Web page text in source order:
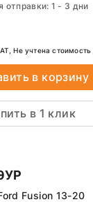
Fusion 13-20
Не учтена стоимость
отправки: 1 - 3 дни
в корзину
в 1 клик